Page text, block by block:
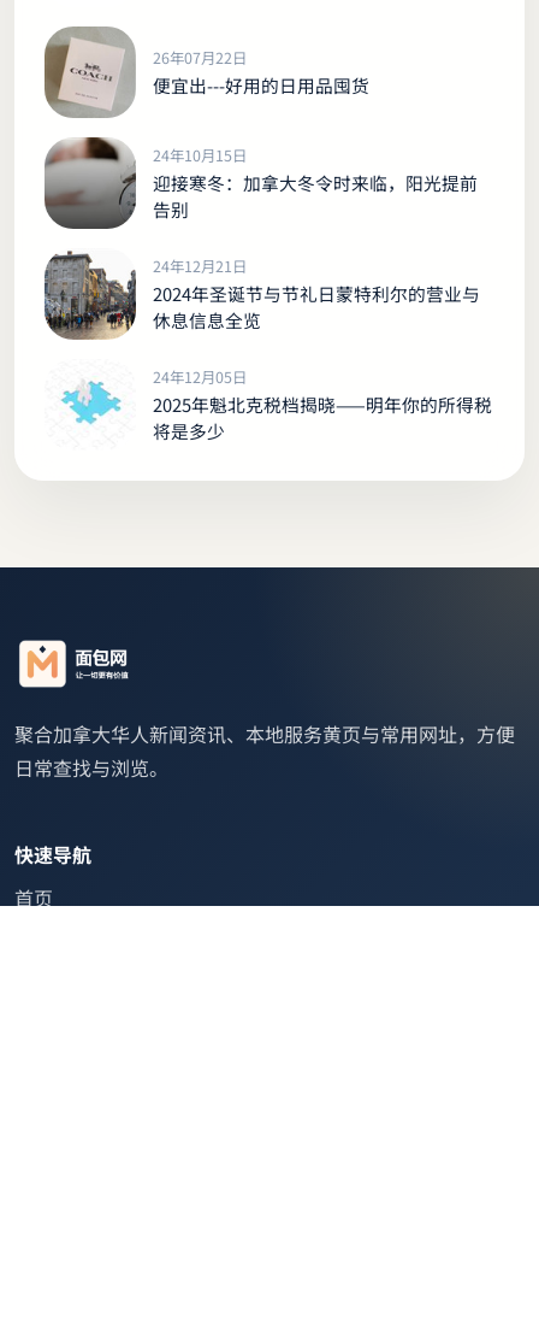
26年07月22日
便宜出---好用的日用品囤货
24年10月15日
迎接寒冬：加拿大冬令时来临，阳光提前
告别
24年12月21日
2024年圣诞节与节礼日蒙特利尔的营业与
休息信息全览
24年12月05日
2025年魁北克税档揭晓——明年你的所得税
将是多少
聚合加拿大华人新闻资讯、本地服务黄页与常用网址，方便
日常查找与浏览。
快速导航
首页